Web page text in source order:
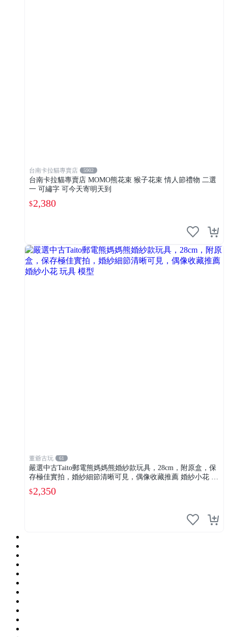
台南卡拉貓專賣店 5902
台南卡拉貓專賣店 MOMO熊花束 猴子花束 情人節禮物 二選
一 可繡字 可今天寄明天到
$2,380
董爺古玩 61
嚴選中古Taito郵電熊媽媽熊婚紗款玩具，28cm，附原盒，保
存極佳實拍，婚紗細節清晰可見，偶像收藏推薦 婚紗小花 玩
$2,350